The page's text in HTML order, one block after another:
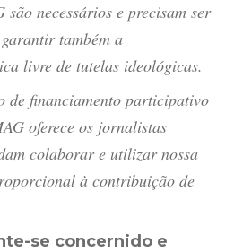
necessários e precisam ser
também a
livre de tutelas ideológicas.
de financiamento participativo
oferece os jornalistas
colaborar e utilizar nossa
à contribuição de
se concernido e